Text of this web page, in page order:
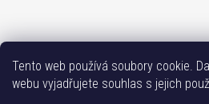
Tento web používá soubory cookie.
webu vyjadřujete souhlas s jejich